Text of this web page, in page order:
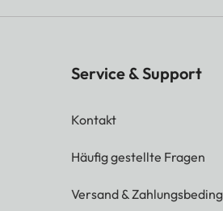
Service & Support
Kontakt
Häufig gestellte Fragen
Versand &